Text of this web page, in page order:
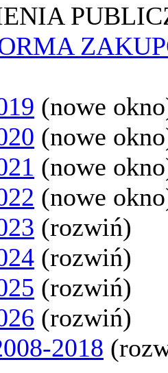
(nowe
(nowe
(nowe
(nowe
(rozwiń)
(rozwiń)
(rozwiń)
(rozwiń)
2018